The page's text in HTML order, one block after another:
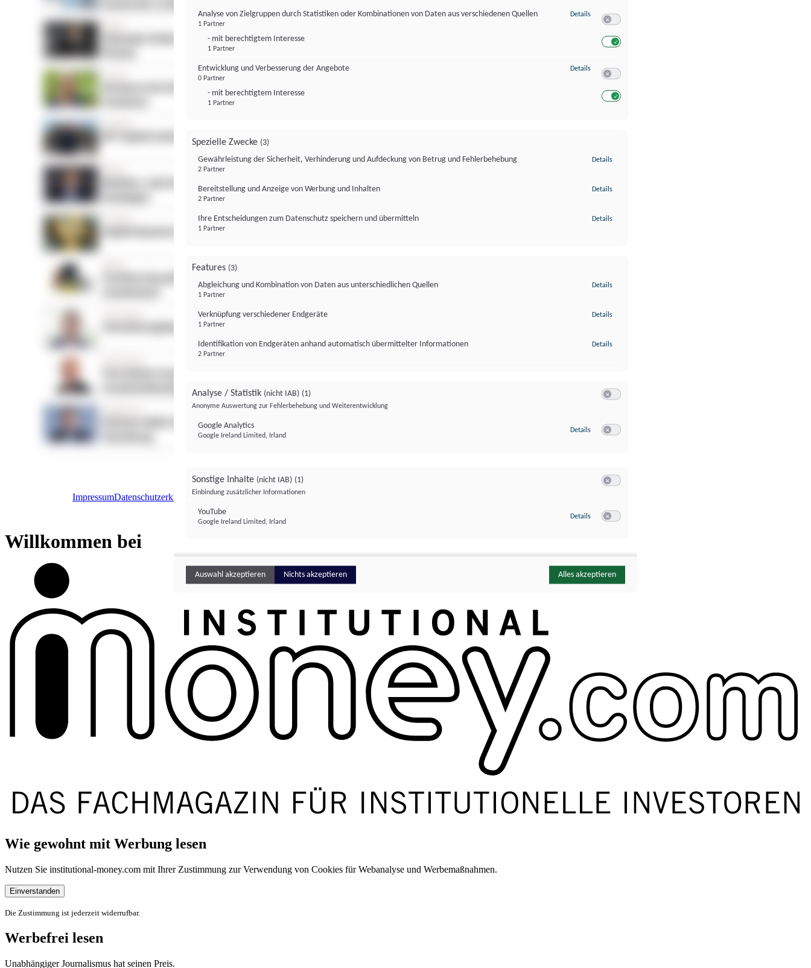
ImpressumDatenschutzerklärungDatenschutzeinstellungen
Willkommen bei
Wie gewohnt mit Werbung lesen
Nutzen Sie institutional-money.com mit Ihrer Zustimmung zur Verwendung von Cookies für Webanalyse und Werbemaßnahmen.
Einverstanden
Die Zustimmung ist jederzeit widerrufbar.
Werbefrei lesen
Unabhängiger Journalismus hat seinen Preis.
Analyse von Zielgruppen durch Statistiken oder Kombinationen von Daten aus verschiedenen Quellen
1 Partner
- mit berechtigtem Interesse
1 Partner
Details zu Analyse von Zielgruppen durch Statistiken oder Kombinationen von
Entwicklung und Verbesserung der Angebote
0 Partner
- mit berechtigtem Interesse
1 Partner
Details zu Entwicklung und Verbesserung der Angebote
Spezielle Zwecke (3)
Gewährleistung der Sicherheit, Verhinderung und Aufdeckung von Betrug und Fehlerbehebung
2 Partner
Details
Bereitstellung und Anzeige von Werbung und Inhalten
2 Partner
Details
Ihre Entscheidungen zum Datenschutz speichern und übermitteln
1 Partner
Details
Features (3)
Abgleichung und Kombination von Daten aus unterschiedlichen Quellen
1 Partner
Details
Verknüpfung verschiedener Endgeräte
1 Partner
Details
Identifikation von Endgeräten anhand automatisch übermittelter Informationen
2 Partner
Details
Analyse / Statistik (nicht IAB) (1)
Anonyme Auswertung zur Fehlerbehebung und Weiterentwicklung
Google Analytics
Google Ireland Limited, Irland
Details zu Google Analytics
Sonstige Inhalte (nicht IAB) (1)
Einbindung zusätzlicher Informationen
YouTube
Google Ireland Limited, Irland
Details zu YouTube
Auswahl akzeptieren Nichts akzeptieren Alles akzeptieren